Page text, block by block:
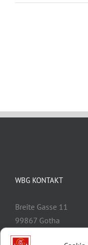
WBG KONTAKT
Breite Gasse 11
99867 Gotha
Telefon: